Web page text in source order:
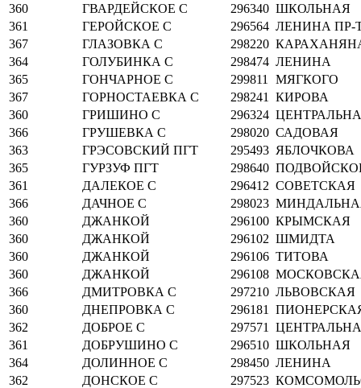
360
ГВАРДЕЙСКОЕ С 296340 ШКОЛЬНАЯ
361
ГЕРОЙСКОЕ С 296564 ЛЕНИНА ПР-
367
ГЛАЗОВКА С 298220
364
ГОЛУБИНКА С 298474 ЛЕНИНА
365
ГОНЧАРНОЕ С 299811
МЯГКОГО
367
ГОРНОСТАЕВКА С 298241
КИРОВА
360
ГРИШИНО С 296324
366
ГРУШЕВКА С 298020 САДОВАЯ
363
ГРЭСОВСКИЙ ПГТ 295493 ЯБЛОЧКОВА
365
ГУРЗУФ ПГТ 298640
361
ДАЛЕКОЕ С 296412 СОВЕТСКАЯ
366
ДАЧНОЕ С 298023
360
ДЖАНКОЙ 296100 КРЫМСКАЯ
360
ДЖАНКОЙ 296102 ШМИДТА
360
ДЖАНКОЙ 296106 ТИТОВА
360
ДЖАНКОЙ 296108
366
ДМИТРОВКА С 297210 ЛЬВОВСКАЯ
360
ДНЕПРОВКА С 296181
362
ДОБРОЕ С 297571
361
ДОБРУШИНО С 296510 ШКОЛЬНАЯ
364
ДОЛИННОЕ С 298450 ЛЕНИНА
362
ДОНСКОЕ С 297523